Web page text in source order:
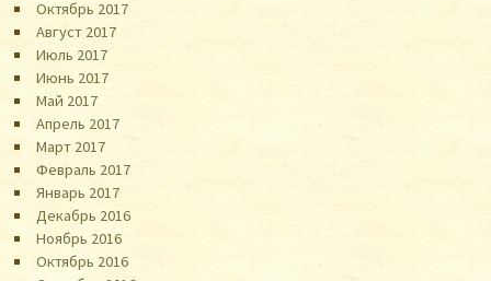
Октябрь 2017
Август 2017
Июль 2017
Июнь 2017
Май 2017
Апрель 2017
Март 2017
Февраль 2017
Январь 2017
Декабрь 2016
Ноябрь 2016
Октябрь 2016